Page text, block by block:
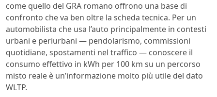
come quello del GRA romano offrono una base di
confronto che va ben oltre la scheda tecnica. Per un
automobilista che usa l’auto principalmente in contesti
urbani e periurbani — pendolarismo, commissioni
quotidiane, spostamenti nel traffico — conoscere il
consumo effettivo in kWh per 100 km su un percorso
misto reale è un’informazione molto più utile del dato
WLTP.